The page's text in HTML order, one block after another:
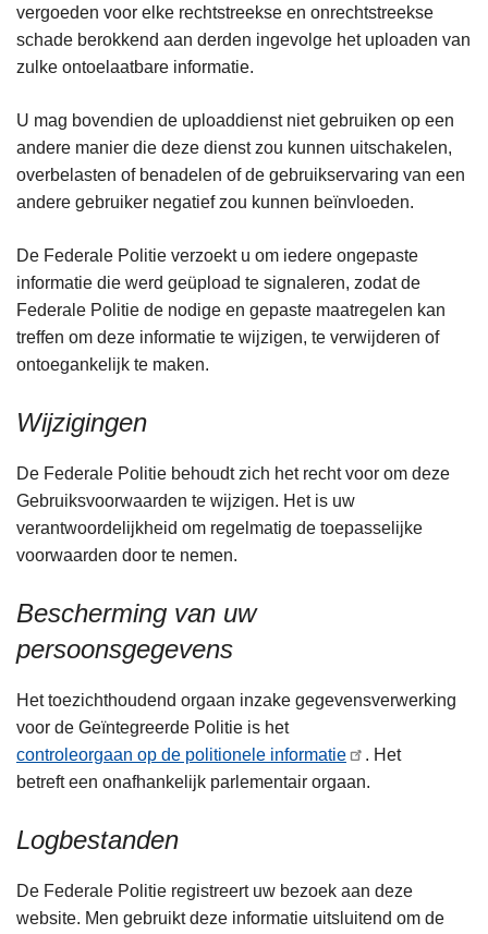
vergoeden voor elke rechtstreekse en onrechtstreekse
schade berokkend aan derden ingevolge het uploaden van
zulke ontoelaatbare informatie.
U mag bovendien de uploaddienst niet gebruiken op een
andere manier die deze dienst zou kunnen uitschakelen,
overbelasten of benadelen of de gebruikservaring van een
andere gebruiker negatief zou kunnen beïnvloeden.
De Federale Politie verzoekt u om iedere ongepaste
informatie die werd geüpload te signaleren, zodat de
Federale Politie de nodige en gepaste maatregelen kan
treffen om deze informatie te wijzigen, te verwijderen of
ontoegankelijk te maken.
Wijzigingen
De Federale Politie behoudt zich het recht voor om deze
Gebruiksvoorwaarden te wijzigen. Het is uw
verantwoordelijkheid om regelmatig de toepasselijke
voorwaarden door te nemen.
Bescherming van uw
persoonsgegevens
Het toezichthoudend orgaan inzake gegevensverwerking
voor de Geïntegreerde Politie is het
controleorgaan op de politionele informatie
. Het
betreft een onafhankelijk parlementair orgaan.
Logbestanden
De Federale Politie registreert uw bezoek aan deze
website. Men gebruikt deze informatie uitsluitend om de